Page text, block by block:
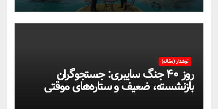
نوشتار (مقاله)
روز ۴۰ جنگ سایبری: جستجوگران
بازنشسته، ضعیف و ستاره‌های موقتی
ایران در بحران اینترنت!